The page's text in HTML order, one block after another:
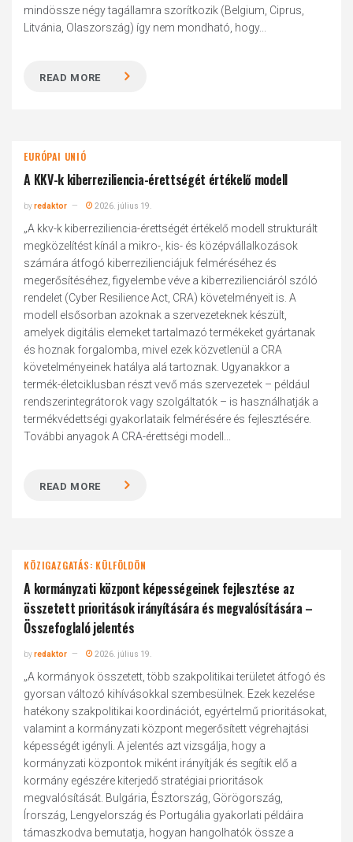
mindössze négy tagállamra szorítkozik (Belgium, Ciprus,
Litvánia, Olaszország) így nem mondható, hogy...
READ MORE
EURÓPAI UNIÓ
A KKV-k kiberreziliencia-érettségét értékelő modell
byredaktor 2026. július 19.
„A kkv-k kiberreziliencia-érettségét értékelő modell strukturált
megközelítést kínál a mikro-, kis- és középvállalkozások
számára átfogó kiberrezilienciájuk felméréséhez és
megerősítéséhez, figyelembe véve a kiberrezilienciáról szóló
rendelet (Cyber Resilience Act, CRA) követelményeit is. A
modell elsősorban azoknak a szervezeteknek készült,
amelyek digitális elemeket tartalmazó termékeket gyártanak
és hoznak forgalomba, mivel ezek közvetlenül a CRA
követelményeinek hatálya alá tartoznak. Ugyanakkor a
termék-életciklusban részt vevő más szervezetek – például
rendszerintegrátorok vagy szolgáltatók – is használhatják a
termékvédettségi gyakorlataik felmérésére és fejlesztésére.
További anyagok A CRA-érettségi modell...
READ MORE
KÖZIGAZGATÁS: KÜLFÖLDÖN
A kormányzati központ képességeinek fejlesztése az
összetett prioritások irányítására és megvalósítására –
Összefoglaló jelentés
byredaktor 2026. július 19.
„A kormányok összetett, több szakpolitikai területet átfogó és
gyorsan változó kihívásokkal szembesülnek. Ezek kezelése
hatékony szakpolitikai koordinációt, egyértelmű prioritásokat,
valamint a kormányzati központ megerősített végrehajtási
képességét igényli. A jelentés azt vizsgálja, hogy a
kormányzati központok miként irányítják és segítik elő a
kormány egészére kiterjedő stratégiai prioritások
megvalósítását. Bulgária, Észtország, Görögország,
Írország, Lengyelország és Portugália gyakorlati példáira
támaszkodva bemutatja, hogyan hangolhatók össze a